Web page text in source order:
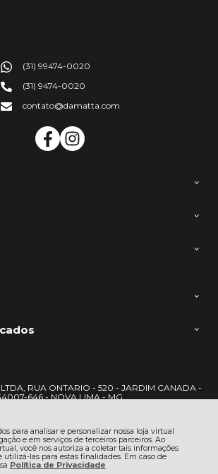
para analisar e personalizar nossa loja virtual
e em serviços de terceiros parceiros. Ao
você nos autoriza a coletar tais informações
utilizá-las para estas finalidades. Em caso de
Política de Privacidade
(31) 99474-0020
(31) 9474-0020
contato@damatta.com
RUA ONTARIO - 520 - JARDIM CANADA -
646 - NOVA LIMA - MG